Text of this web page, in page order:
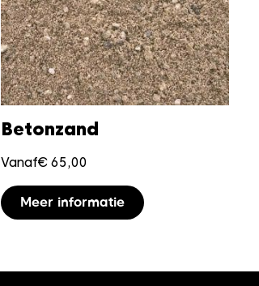
Betonzand
Vanaf€ 65,00
Meer informatie
Dit
product
variaties.